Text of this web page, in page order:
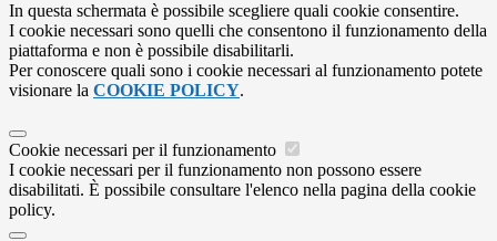
In questa schermata è possibile scegliere quali cookie consentire.
I cookie necessari sono quelli che consentono il funzionamento della
piattaforma e non è possibile disabilitarli.
Per conoscere quali sono i cookie necessari al funzionamento potete
visionare la COOKIE POLICY.
Cookie necessari per il funzionamento
I cookie necessari per il funzionamento non possono essere
disabilitati. È possibile consultare l'elenco nella pagina della cookie
policy.